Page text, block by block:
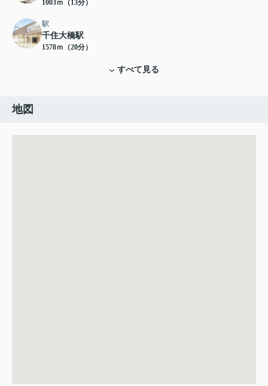
1003ｍ（13分）
駅
千住大橋駅
1578ｍ（20分）
すべて見る
地図